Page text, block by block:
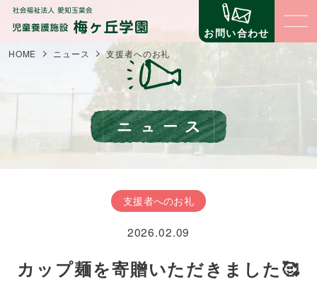
お問い合わせ
梅ヶ丘学園について
梅ヶ丘学園の理念
梅ヶ丘学園の概要
第三者評価
子どもたちの生活と環境
子どものための環境
子どものための仕組みづくり
コミュニティ（地域交流・公益事業）
自立への壁
職員の仕事
支援について
寄付金の場合
HOME ニュース 支援者へのお礼
支援者へのお礼
2026.02.09
カップ麺を寄贈いただきました🥰